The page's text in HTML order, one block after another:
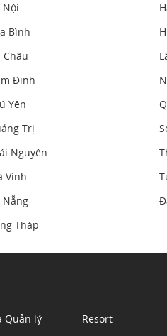
Nội
Bình
Châu
Định
Yên
Trị
Nguyên
Vinh
Tháp
Quản lý Resort